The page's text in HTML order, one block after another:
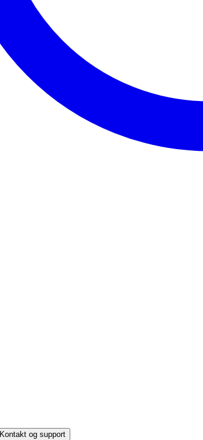
Kontakt og support